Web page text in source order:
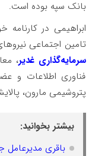
بانک سپه بوده است.
ابراهیمی در
تامین اجتماعی
سرمایه‌گذاری غدیر،
فناوری اطلاعات و
پتروشیمی مارون،
بیشتر بخوانید:
باقری مدیرعامل